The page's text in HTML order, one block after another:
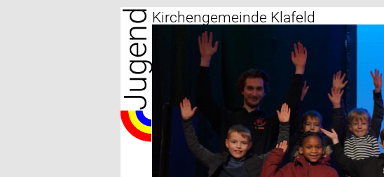
Zum
Inhalt
springen
JugendKirchengemeinde Klafeld